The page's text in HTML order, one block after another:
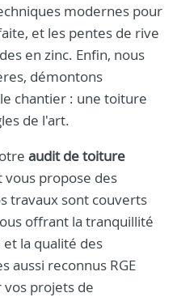
modernes pour
et les pentes de rive
en zinc. Enfin, nous
démontons
chantier : une toiture
de l'art.
audit de toiture
propose des
travaux sont couverts
offrant la tranquillité
la qualité des
aussi reconnus RGE
vos projets de